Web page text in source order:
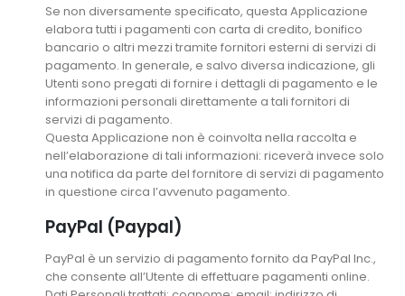
Se non diversamente specificato, questa Applicazione
elabora tutti i pagamenti con carta di credito, bonifico
bancario o altri mezzi tramite fornitori esterni di servizi di
pagamento. In generale, e salvo diversa indicazione, gli
Utenti sono pregati di fornire i dettagli di pagamento e le
informazioni personali direttamente a tali fornitori di
servizi di pagamento.
Questa Applicazione non è coinvolta nella raccolta e
nell’elaborazione di tali informazioni: riceverà invece solo
una notifica da parte del fornitore di servizi di pagamento
in questione circa l’avvenuto pagamento.
PayPal (Paypal)
PayPal è un servizio di pagamento fornito da PayPal Inc.,
che consente all’Utente di effettuare pagamenti online.